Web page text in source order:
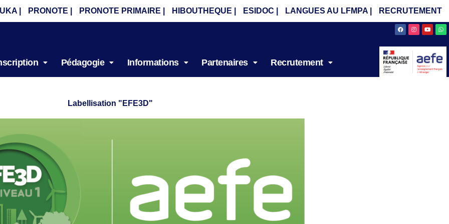
| PRONOTE | PRONOTE PRIMAIRE | HIBOUTHEQUE | ESIDOC | LANGUES AU LFMPA | RECRUTEMENT
Pédagogie Informations Partenaires Recrutement
FacebookInstagram
Youtube
Labellisation "EFE3D"